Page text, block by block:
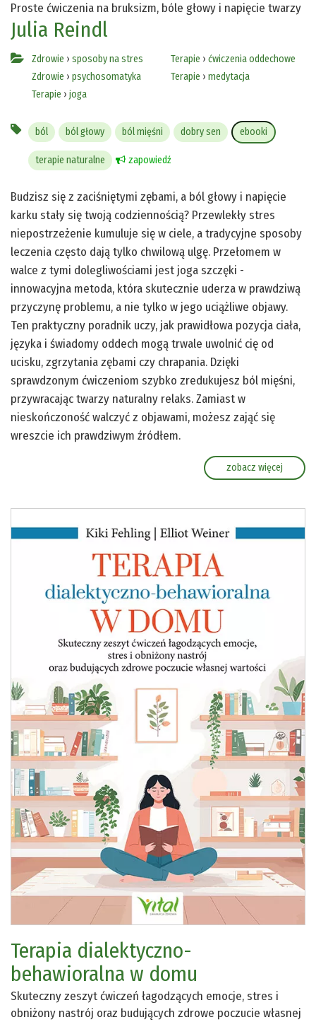
Proste ćwiczenia na bruksizm, bóle głowy i napięcie twarzy
Julia Reindl
Zdrowie › sposoby na stres
Zdrowie › psychosomatyka
Terapie › joga
Terapie › ćwiczenia oddechowe
Terapie › medytacja
ból ból głowy ból mięśni dobry sen ebooki
terapie naturalne zapowiedź
Budzisz się z zaciśniętymi zębami, a ból głowy i napięcie
karku stały się twoją codziennością? Przewlekły stres
niepostrzeżenie kumuluje się w ciele, a tradycyjne sposoby
leczenia często dają tylko chwilową ulgę. Przełomem w
walce z tymi dolegliwościami jest joga szczęki -
innowacyjna metoda, która skutecznie uderza w prawdziwą
przyczynę problemu, a nie tylko w jego uciążliwe objawy.
Ten praktyczny poradnik uczy, jak prawidłowa pozycja ciała,
języka i świadomy oddech mogą trwale uwolnić cię od
ucisku, zgrzytania zębami czy chrapania. Dzięki
sprawdzonym ćwiczeniom szybko zredukujesz ból mięśni,
przywracając twarzy naturalny relaks. Zamiast w
nieskończoność walczyć z objawami, możesz zająć się
wreszcie ich prawdziwym źródłem.
zobacz więcej
Terapia dialektyczno-
behawioralna w domu
Skuteczny zeszyt ćwiczeń łagodzących emocje, stres i
obniżony nastrój oraz budujących zdrowe poczucie własnej